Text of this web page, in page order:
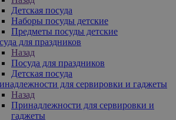
Детская посуда
Наборы посуды детские
Предметы посуды детские
для праздников
Назад
Посуда для праздников
Детская посуда
для сервировки и гаджеты
Назад
Принадлежности для сервировки и
гаджеты